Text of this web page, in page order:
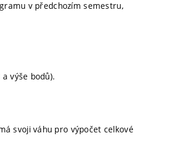
v předchozím semestru,
výše bodů).
svoji váhu pro výpočet celkové